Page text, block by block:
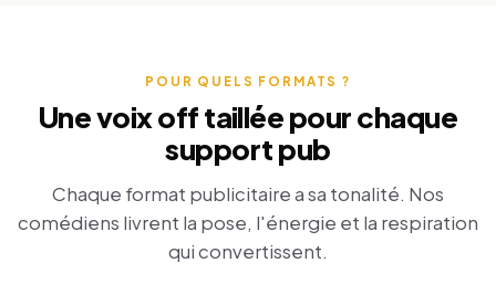
POUR QUELS FORMATS ?
Une voix off taillée pour chaque
support pub
Chaque format publicitaire a sa tonalité. Nos
comédiens livrent la pose, l'énergie et la respiration
qui convertissent.